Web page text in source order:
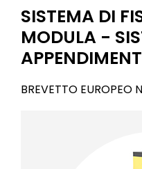
SISTEMA DI
MODULA -
BREVETTO EUROPEO